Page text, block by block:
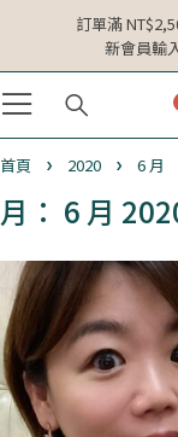
訂單滿
新會員輸
首頁 2020 6 月
月： 6 月